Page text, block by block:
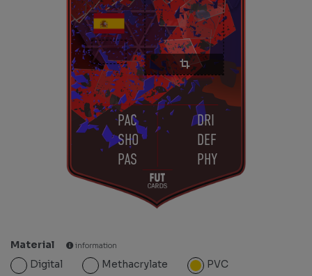
Material information
Digital Methacrylate PVC
PAC
SHO
PAS
DRI
DEF
PHY